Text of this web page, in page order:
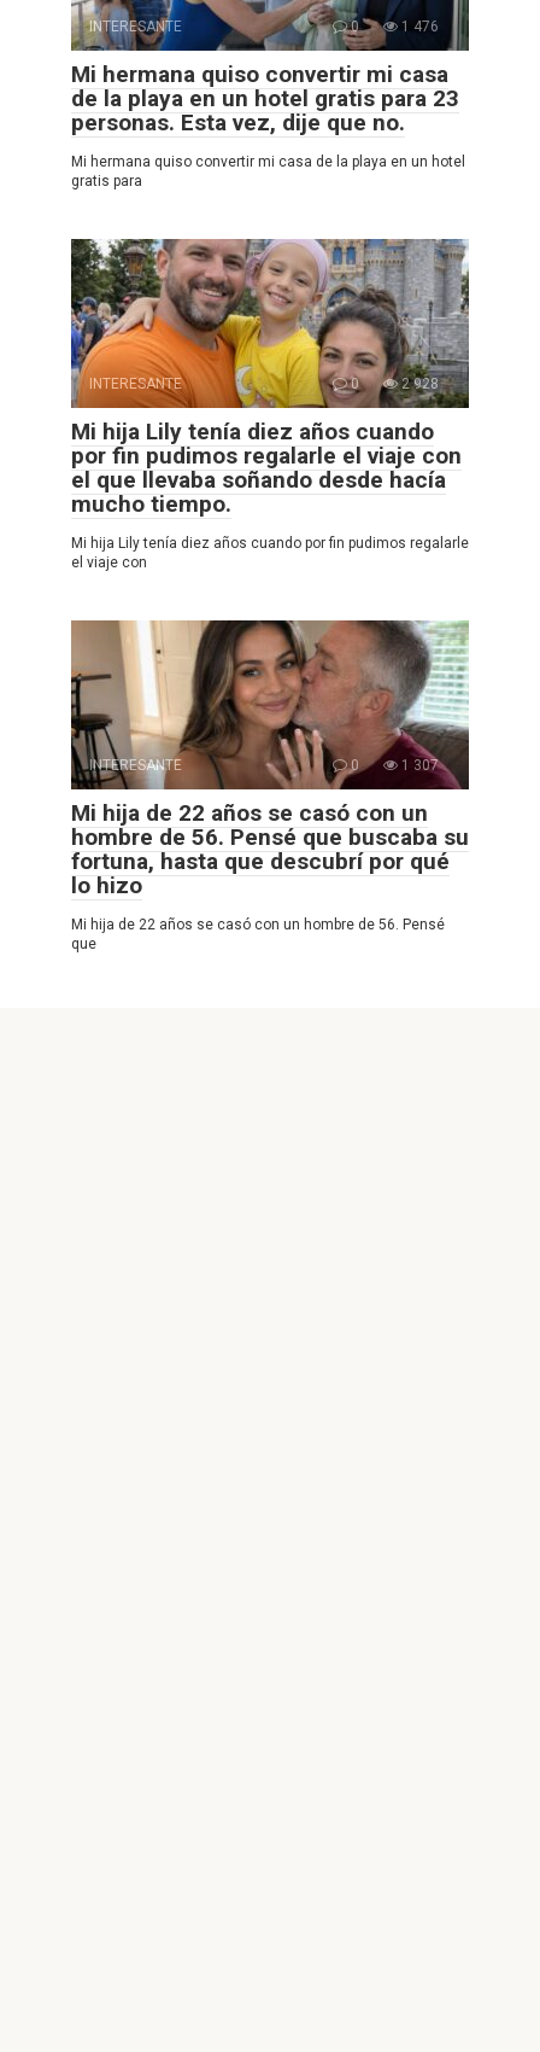
INTERESANTE 0 1 476
Mi hermana quiso convertir mi casa
de la playa en un hotel gratis para 23
personas. Esta vez, dije que no.
Mi hermana quiso convertir mi casa de la playa en un hotel
gratis para
INTERESANTE 0 2 928
Mi hija Lily tenía diez años cuando
por fin pudimos regalarle el viaje con
el que llevaba soñando desde hacía
mucho tiempo.
Mi hija Lily tenía diez años cuando por fin pudimos regalarle
el viaje con
INTERESANTE 0 1 307
Mi hija de 22 años se casó con un
hombre de 56. Pensé que buscaba su
fortuna, hasta que descubrí por qué
lo hizo
Mi hija de 22 años se casó con un hombre de 56. Pensé
que